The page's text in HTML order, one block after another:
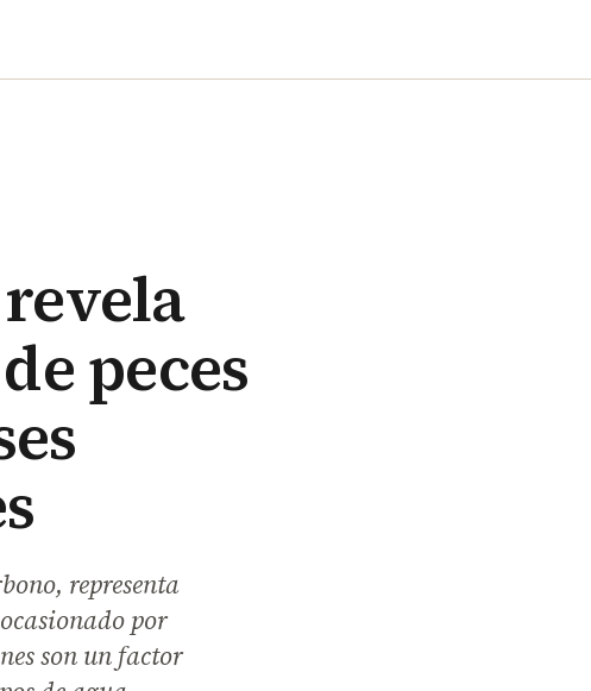
peces
representa
por
son un factor